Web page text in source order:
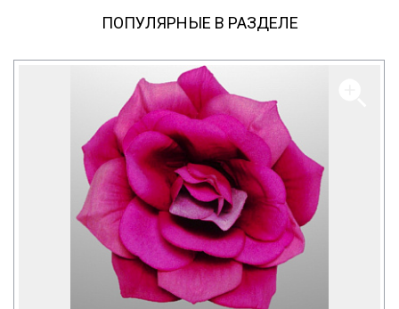
ПОПУЛЯРНЫЕ В РАЗДЕЛЕ